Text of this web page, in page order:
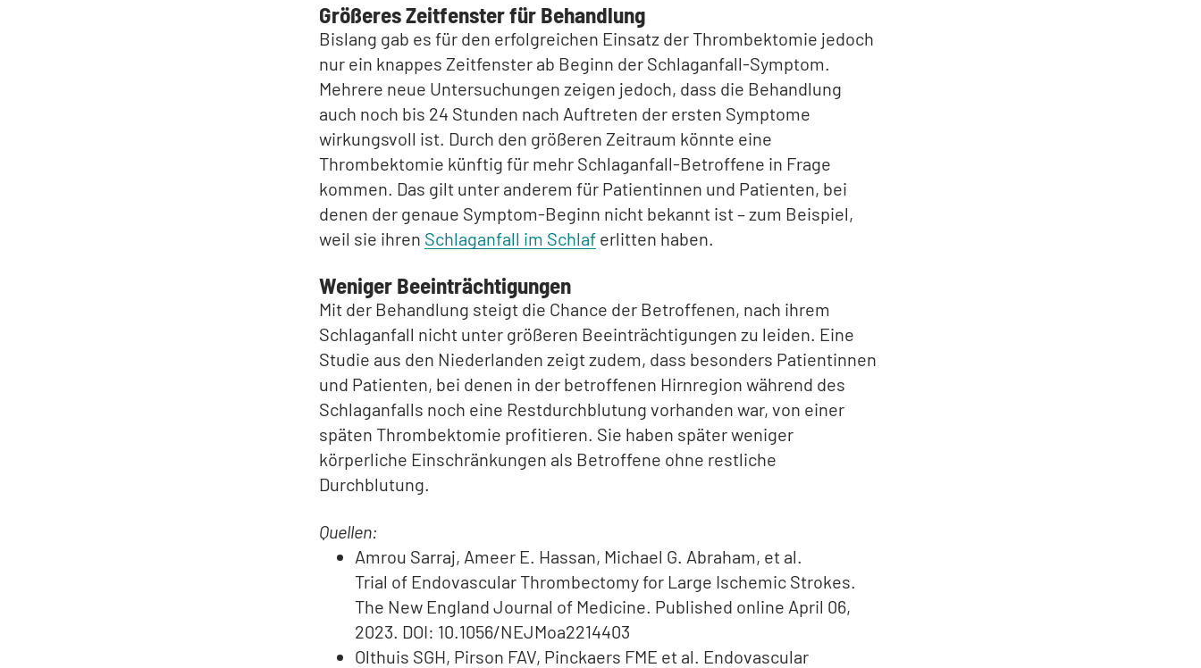
Größeres Zeitfenster für Behandlung
Bislang gab es für den erfolgreichen Einsatz der Thrombektomie jedoch
nur ein knappes Zeitfenster ab Beginn der Schlaganfall-Symptom.
Mehrere neue Untersuchungen zeigen jedoch, dass die Behandlung
auch noch bis 24 Stunden nach Auftreten der ersten Symptome
wirkungsvoll ist. Durch den größeren Zeitraum könnte eine
Thrombektomie künftig für mehr Schlaganfall-Betroffene in Frage
kommen. Das gilt unter anderem für Patientinnen und Patienten, bei
denen der genaue Symptom-Beginn nicht bekannt ist – zum Beispiel,
weil sie ihren Schlaganfall im Schlaf erlitten haben.
Weniger Beeinträchtigungen
Mit der Behandlung steigt die Chance der Betroffenen, nach ihrem
Schlaganfall nicht unter größeren Beeinträchtigungen zu leiden. Eine
Studie aus den Niederlanden zeigt zudem, dass besonders Patientinnen
und Patienten, bei denen in der betroffenen Hirnregion während des
Schlaganfalls noch eine Restdurchblutung vorhanden war, von einer
späten Thrombektomie profitieren. Sie haben später weniger
körperliche Einschränkungen als Betroffene ohne restliche
Durchblutung.
Quellen:
Amrou Sarraj, Ameer E. Hassan, Michael G. Abraham, et al.
Trial of Endovascular Thrombectomy for Large Ischemic Strokes.
The New England Journal of Medicine. Published online April 06,
2023. DOI: 10.1056/NEJMoa2214403
Olthuis SGH, Pirson FAV, Pinckaers FME et al. Endovascular